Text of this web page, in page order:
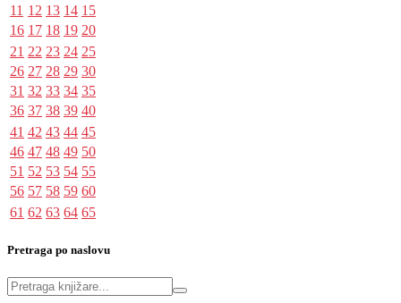
11 12 13 14 15
16 17 18 19 20
21 22 23 24 25
26 27 28 29 30
31 32 33 34 35
36 37 38 39 40
41 42 43 44 45
46 47 48 49 50
51 52 53 54 55
56 57 58 59 60
61 62 63 64 65
Pretraga po naslovu